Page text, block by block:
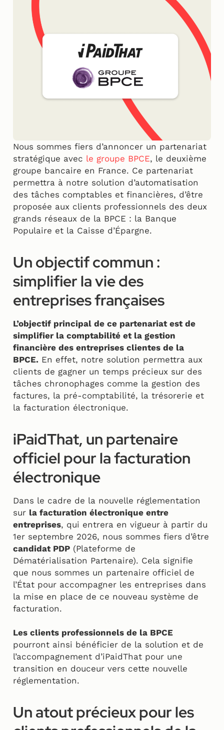
Nous sommes fiers d’annoncer un partenariat
stratégique avec le groupe BPCE, le deuxième
groupe bancaire en France. Ce partenariat
permettra à notre solution d’automatisation
des tâches comptables et financières, d’être
proposée aux clients professionnels des deux
grands réseaux de la BPCE : la Banque
Populaire et la Caisse d’Épargne.
Un objectif commun :
simplifier la vie des
entreprises françaises
L’objectif principal de ce partenariat est de
simplifier la comptabilité et la gestion
financière des entreprises clientes de la
BPCE. En effet, notre solution permettra aux
clients de gagner un temps précieux sur des
tâches chronophages comme la gestion des
factures, la pré-comptabilité, la trésorerie et
la facturation électronique.
iPaidThat, un partenaire
officiel pour la facturation
électronique
Dans le cadre de la nouvelle réglementation
sur la facturation électronique entre
entreprises, qui entrera en vigueur à partir du
1er septembre 2026, nous sommes fiers d’être
candidat PDP (Plateforme de
Dématérialisation Partenaire). Cela signifie
que nous sommes un partenaire officiel de
l’État pour accompagner les entreprises dans
la mise en place de ce nouveau système de
facturation.
Les clients professionnels de la BPCE
pourront ainsi bénéficier de la solution et de
l’accompagnement d’iPaidThat pour une
transition en douceur vers cette nouvelle
réglementation.
Un atout précieux pour les